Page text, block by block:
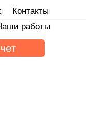
работы
Контакты